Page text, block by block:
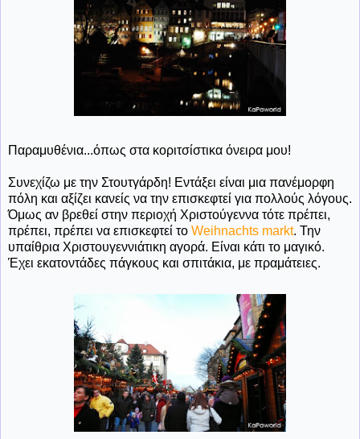
Παραμυθένια...όπως στα κοριτσίστικα όνειρα μου!
Συνεχίζω με την Στουτγάρδη! Εντάξει είναι μια πανέμορφη
πόλη και αξίζει κανείς να την επισκεφτεί για πολλούς λόγους.
Όμως αν βρεθεί στην περιοχή Χριστούγεννα τότε πρέπει,
πρέπει, πρέπει να επισκεφτεί το Weihnachts markt. Την
υπαίθρια Χριστουγεννιάτικη αγορά. Είναι κάτι το μαγικό.
Έχει εκατοντάδες πάγκους και σπιτάκια, με πραμάτειες.